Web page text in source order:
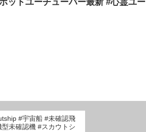
#宇宙船 #未確認飛
未確認機 #スカウトシ